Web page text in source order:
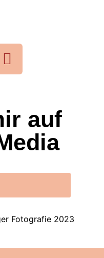
auf
Fotografie 2023